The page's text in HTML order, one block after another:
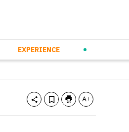
EXPERIENCE